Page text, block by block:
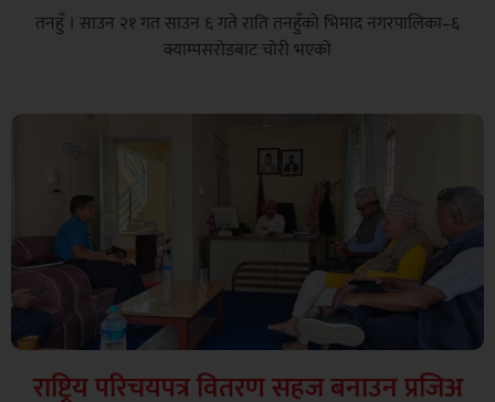
तनहुँ । साउन २१ गत साउन ६ गते राति तनहुँको भिमाद नगरपालिका–६
क्याम्पसरोडबाट चोरी भएको
राष्ट्रिय परिचयपत्र वितरण सहज बनाउन प्रजिअ